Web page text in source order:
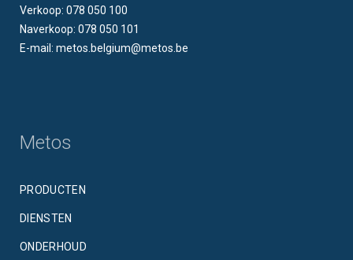
Verkoop: 078 050 100
Naverkoop: 078 050 101
E-mail: metos.belgium@metos.be
Metos
PRODUCTEN
DIENSTEN
ONDERHOUD